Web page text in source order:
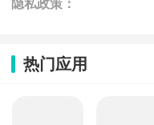
隐私政策：
热门应用